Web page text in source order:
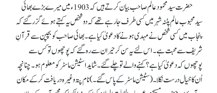
حضرت سید محمود عالم صاحب بیان کرتے ہیں کہ 1903ء میں میرے بڑے بھائی
سید محبوب عالم پٹنہ شہر میں کسی طرف جا رہے تھے کہ دو شخص یہ کہتے ہوئے گزر گئے کہ
پنجاب میں کسی شخص نے مہدی ہونے کا دعویٰ کیا ہے۔ بھائی صاحب کو بچپن سے قرآنِ
شریف سے محبت ہے۔ اس لئے یہ سن کر حیران سے رہ گئے کہ پوچھوں تو کس سے
پوچھوں کہ دعویٰ کیا ہے؟ کہنے والے تو چلے گئے۔ شاید اسٹیشن ماسٹر کو معلوم ہو۔ چنانچہ
اُن کا خیال درست نکلا۔ (سٹیشن ماسٹر کے پاس گئے۔) نام پتہ وغیرہ دریافت کر کے مکان